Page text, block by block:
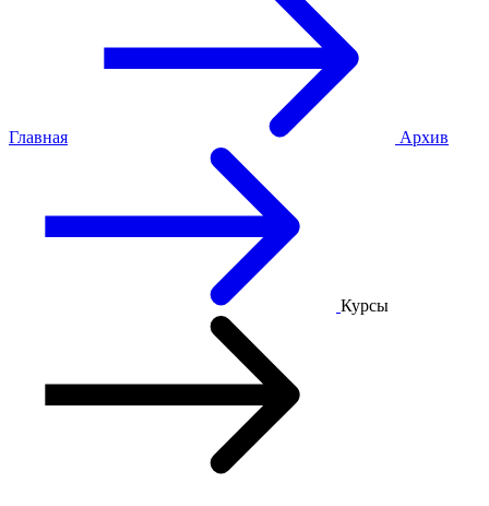
Главная Архив
Курсы